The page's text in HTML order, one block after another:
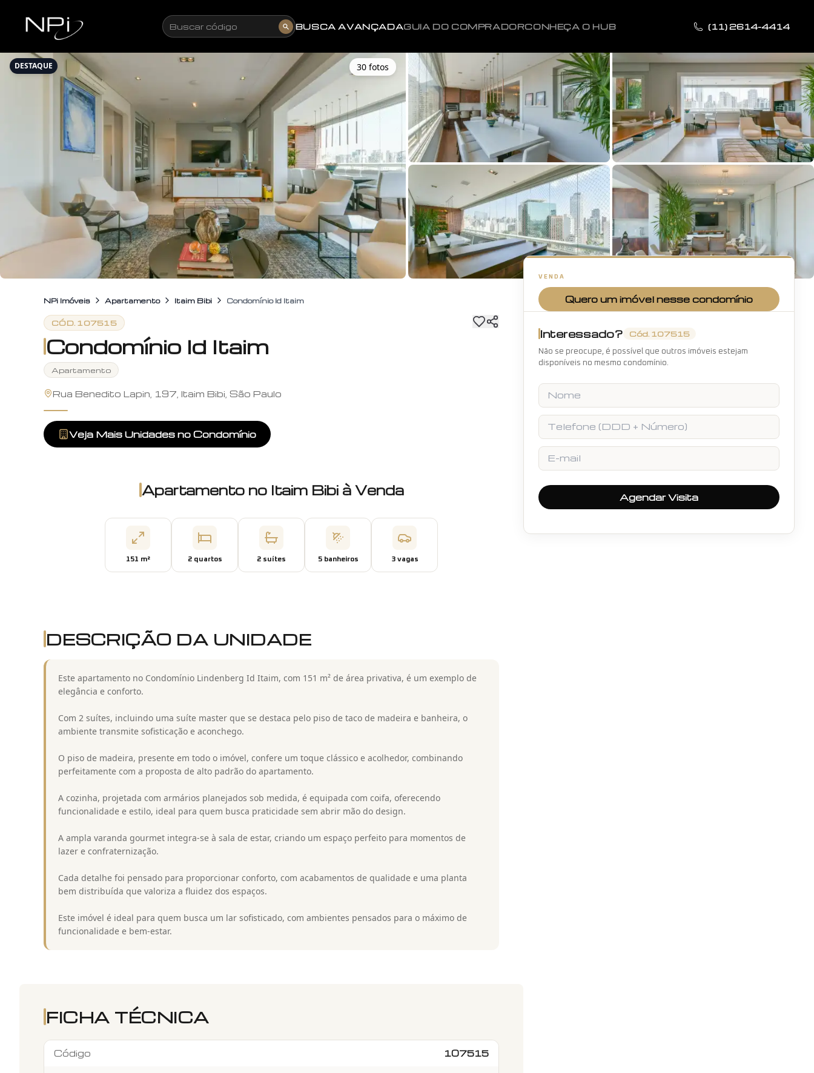
Buscar código BUSCA AVANÇADAGUIA DO COMPRADORCONHEÇA O HUB (11) 2614-4414
DESTAQUE 30 fotos
+25fotos
NPi Imóveis Apartamento Itaim Bibi Condomínio Id Itaim
CÓD. 107515
Condomínio Id Itaim
Apartamento
Rua Benedito Lapin, 197, Itaim Bibi, São Paulo
Veja Mais Unidades no Condomínio
Apartamento no Itaim Bibi à Venda
151 m² 2quartos 2 suítes 5banheiros 3vagas
DESCRIÇÃO DA UNIDADE
Este apartamento no Condomínio Lindenberg Id Itaim, com 151 m² de área privativa, é um exemplo de
elegância e conforto.
Com 2 suítes, incluindo uma suíte master que se destaca pelo piso de taco de madeira e banheira, o
ambiente transmite sofisticação e aconchego.
O piso de madeira, presente em todo o imóvel, confere um toque clássico e acolhedor, combinando
perfeitamente com a proposta de alto padrão do apartamento.
A cozinha, projetada com armários planejados sob medida, é equipada com coifa, oferecendo
funcionalidade e estilo, ideal para quem busca praticidade sem abrir mão do design.
A ampla varanda gourmet integra-se à sala de estar, criando um espaço perfeito para momentos de
lazer e confraternização.
Cada detalhe foi pensado para proporcionar conforto, com acabamentos de qualidade e uma planta
bem distribuída que valoriza a fluidez dos espaços.
Este imóvel é ideal para quem busca um lar sofisticado, com ambientes pensados para o máximo de
funcionalidade e bem-estar.
FICHA TÉCNICA
Código 107515
VENDA
Quero um imóvel nesse condomínio
Interessado? Cód. 107515
Não se preocupe, é possível que outros imóveis estejam
disponíveis no mesmo condomínio.
Nome
Telefone
E-mail
Agendar Visita